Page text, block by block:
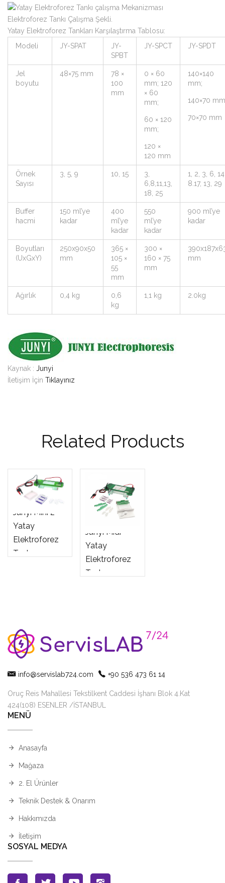
Elektroforez Tankı Çalışma Şekli.
Yatay Elektroforez Tankları Karşılaştırma Tablosu:
Modeli
JY-SPAT
JY-
SPBT
JY-SPCT JY-SPDT
Jel
boyutu
48×75 mm
78 ×
100
mm
0 × 60
mm; 120
× 60
mm;
60 × 120
mm;
120 ×
120 mm
140×140
mm;
140×70
70×70 mm
Örnek
Sayısı
3, 5, 9 10, 15
3,
6,8,11,13,
18, 25
1, 2, 3, 6,
8.17, 13, 29
Buffer
hacmi
150 ml’ye
kadar
400
ml’ye
kadar
550
ml’ye
kadar
900 ml’ye
kadar
Boyutları
(UxGxY)
250x90x50
mm
365 ×
105 ×
55
mm
300 ×
160 × 75
mm
mm
Ağırlık 0,4 kg
0,6
kg
1,1 kg 2.0kg
Kaynak : Junyi
İletişim İçin Tıklayınız
Related Products
Junyi Mini 2
Yatay
Elektroforez
Tankı
Junyi Midi
Yatay
Elektroforez
Tankı
info@servislab724.com +90 536 473 61 14
Oruç Reis Mahallesi Tekstilkent Caddesi İşhanı Blok 4.Kat
424(108) ESENLER /İSTANBUL
MENÜ
Anasayfa
Mağaza
2. El Ürünler
Teknik Destek & Onarım
Hakkımızda
İletişim
SOSYAL MEDYA